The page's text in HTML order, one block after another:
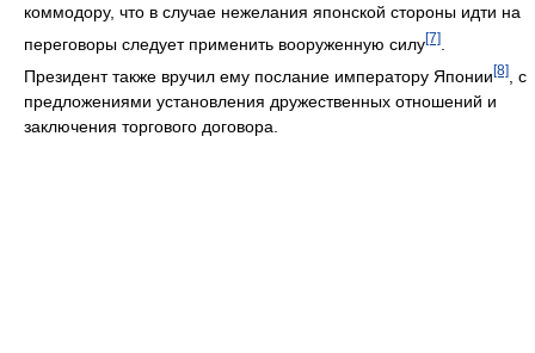
коммодору, что в случае нежелания японской стороны идти на
переговоры следует применить вооруженную силу[7]
Президент также вручил ему послание императору Японии[8]
, с
предложениями установления дружественных отношений и
заключения торгового договора.